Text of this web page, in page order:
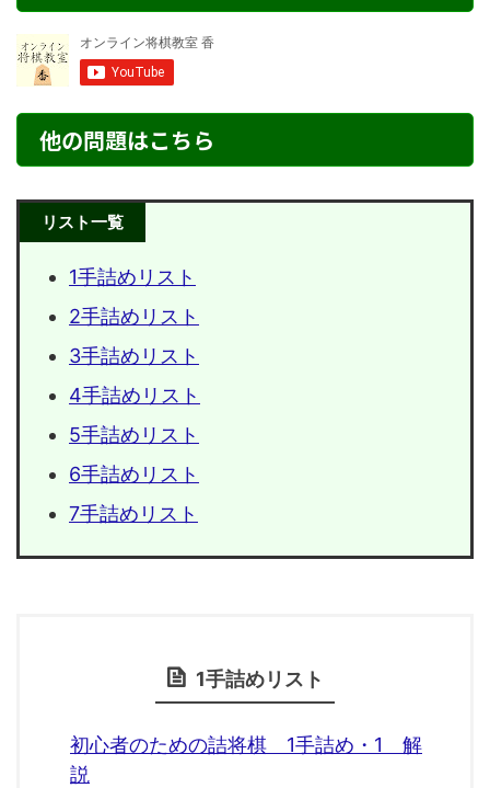
他の問題はこちら
リスト一覧
1手詰めリスト
2手詰めリスト
3手詰めリスト
4手詰めリスト
5手詰めリスト
6手詰めリスト
7手詰めリスト
1手詰めリスト
初心者のための詰将棋 1手詰め・1 解
説